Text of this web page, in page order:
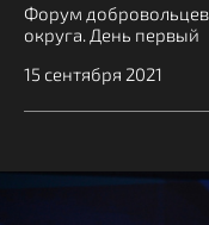
Форум
округа. День первый
15 сентября 2021